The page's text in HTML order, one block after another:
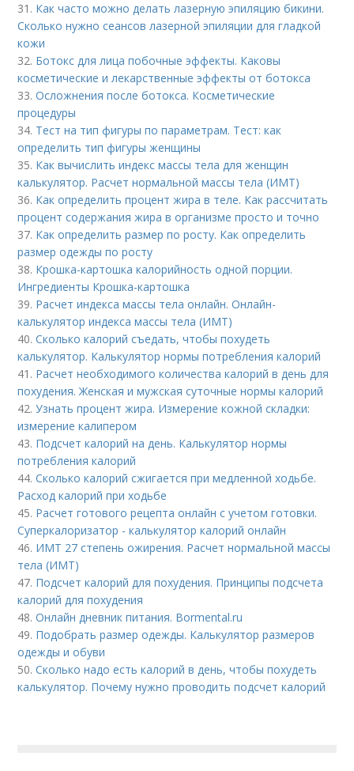
31. Как часто можно делать лазерную эпиляцию бикини.
Сколько нужно сеансов лазерной эпиляции для гладкой
кожи
32. Ботокс для лица побочные эффекты. Каковы
косметические и лекарственные эффекты от ботокса
33.Осложнения после ботокса. Косметические
процедуры
34. Тест на тип фигуры по параметрам. Тест: как
определить тип фигуры женщины
35. Как вычислить индекс массы тела для женщин
калькулятор. Расчет нормальной массы тела (ИМТ)
36. Как определить процент жира в теле. Как рассчитать
процент содержания жира в организме просто и точно
37. Как определить размер по росту. Как определить
размер одежды по росту
38. Крошка-картошка калорийность одной порции.
Ингредиенты Крошка-картошка
39. Расчет индекса массы тела онлайн. Онлайн-
калькулятор индекса массы тела (ИМТ)
40.Сколько калорий съедать, чтобы похудеть
калькулятор. Калькулятор нормы потребления калорий
41. Расчет необходимого количества калорий в день для
похудения. Женская и мужская суточные нормы калорий
42.Узнать процент жира. Измерение кожной складки:
измерение калипером
43. Подсчет калорий на день. Калькулятор нормы
потребления калорий
44.Сколько калорий сжигается при медленной ходьбе.
Расход калорий при ходьбе
45. Расчет готового рецепта онлайн с учетом готовки.
Суперкалоризатор - калькулятор калорий онлайн
46. ИМТ 27 степень ожирения. Расчет нормальной массы
тела (ИМТ)
47. Подсчет калорий для похудения. Принципы подсчета
калорий для похудения
48.Онлайн дневник питания. Bormental.ru
49. Подобрать размер одежды. Калькулятор размеров
одежды и обуви
50.Сколько надо есть калорий в день, чтобы похудеть
калькулятор. Почему нужно проводить подсчет калорий